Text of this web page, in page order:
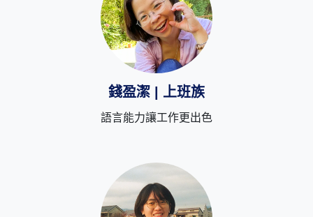
錢盈潔 | 上班族
語言能力讓工作更出色